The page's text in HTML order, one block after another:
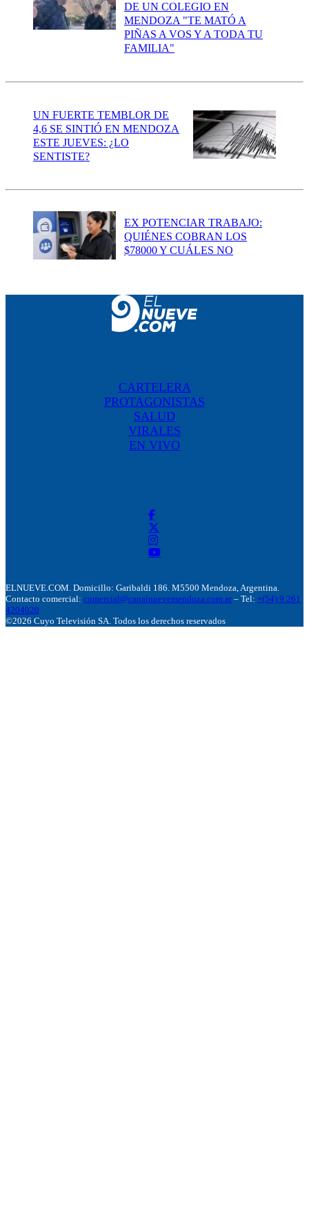
DE UN COLEGIO EN
MENDOZA "TE MATÓ A
PIÑAS A VOS Y A TODA TU
FAMILIA"
UN FUERTE TEMBLOR DE
4,6 SE SINTIÓ EN MENDOZA
ESTE JUEVES: ¿LO
SENTISTE?
EX POTENCIAR TRABAJO:
QUIÉNES COBRAN LOS
$78000 Y CUÁLES NO
CARTELERA
PROTAGONISTAS
SALUD
VIRALES
EN VIVO
ELNUEVE.COM. Domicillo: Garibaldi 186. M5500 Mendoza, Argentina.
Contacto comercial: comercial@canalnuevemendoza.com.ar – Tel: +(54) 9 261
4204020
©2026 Cuyo Televisión SA. Todos los derechos reservados